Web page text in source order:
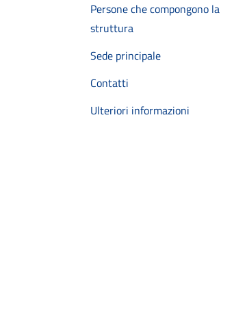
Persone che compongono la
struttura
Sede principale
Contatti
Ulteriori informazioni